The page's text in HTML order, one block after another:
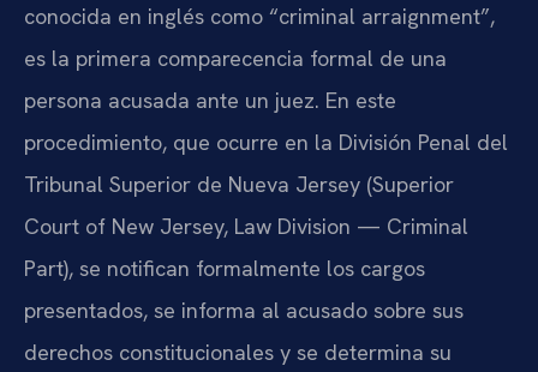
conocida en inglés como “criminal arraignment”,
es la primera comparecencia formal de una
persona acusada ante un juez. En este
procedimiento, que ocurre en la División Penal del
Tribunal Superior de Nueva Jersey (Superior
Court of New Jersey, Law Division — Criminal
Part), se notifican formalmente los cargos
presentados, se informa al acusado sobre sus
derechos constitucionales y se determina su